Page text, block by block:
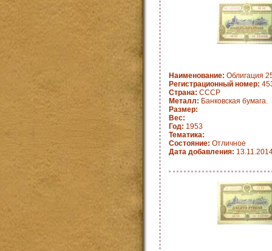
Наименование: Облигация
Регистрационный номер:
Страна: СССР
Металл: Банковская бумага.
Размер:
Вес:
Год: 1953
Тематика:
Состояние: Отличное
Дата добавления: